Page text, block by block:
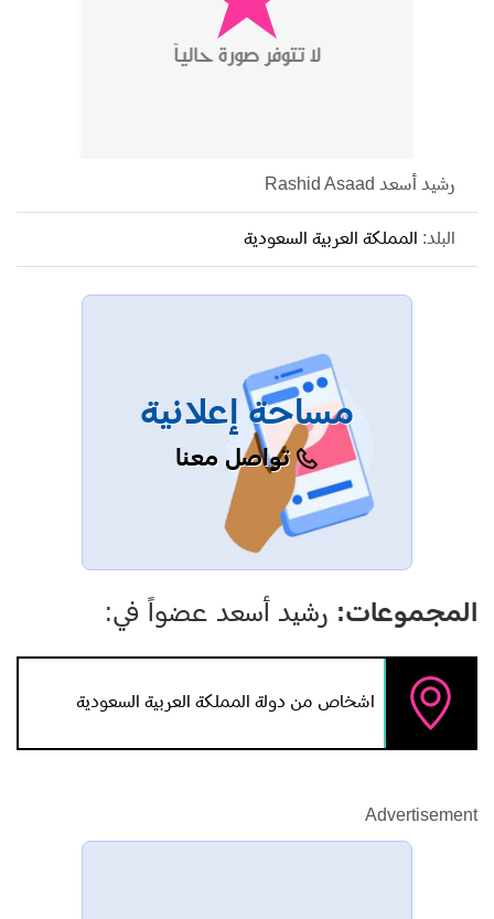
رشيد أسعد Rashid Asaad
البلد: المملكة العربية السعودية
مساحة إعلانية
تواصل معنا
المجموعات: رشيد أسعد عضواً في:
اشخاص من دولة المملكة العربية السعودية
Advertisement